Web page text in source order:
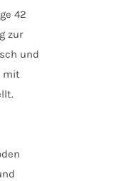
42
zur
und
mit